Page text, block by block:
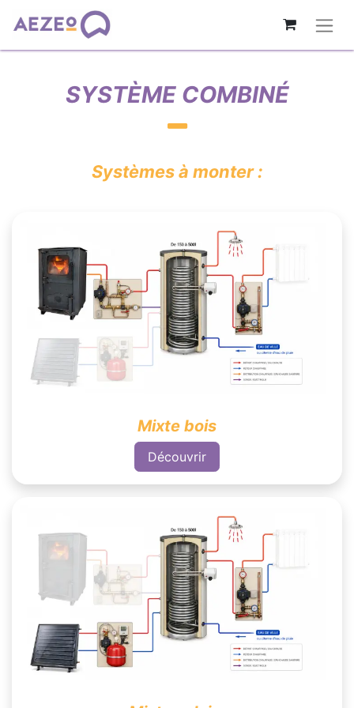
SYSTÈME COMBINÉ
Systèmes à monter :
Mixte bois
Découvrir